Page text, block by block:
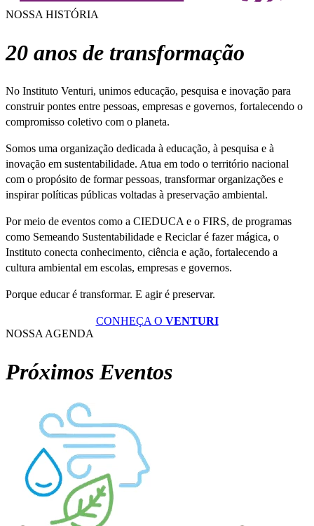
NOSSA HISTÓRIA
20 anos de transformação
No Instituto Venturi, unimos educação, pesquisa e inovação para
construir pontes entre pessoas, empresas e governos, fortalecendo o
compromisso coletivo com o planeta.
Somos uma organização dedicada à educação, à pesquisa e à
inovação em sustentabilidade. Atua em todo o território nacional
com o propósito de formar pessoas, transformar organizações e
inspirar políticas públicas voltadas à preservação ambiental.
Por meio de eventos como a CIEDUCA e o FIRS, de programas
como Semeando Sustentabilidade e Reciclar é fazer mágica, o
Instituto conecta conhecimento, ciência e ação, fortalecendo a
cultura ambiental em escolas, empresas e governos.
Porque educar é transformar. E agir é preservar.
CONHEÇA O VENTURI
NOSSA AGENDA
Próximos Eventos